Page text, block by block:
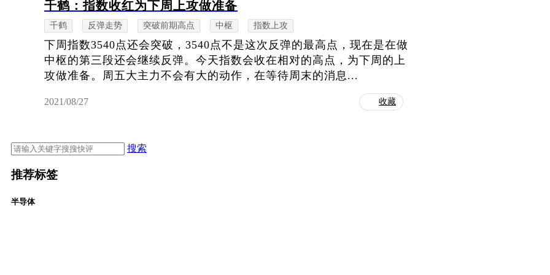
千鹤：指数收红为下周上攻做准备
千鹤 反弹走势 突破前期高点 中枢 指数上攻
下周指数3540点还会突破，3540点不是这次反弹的最高点，现在是在做
中枢的第三段还会继续反弹。今天指数会收在相对的高点，为下周的上
攻做准备。周五大主力不会有大的动作，在等待周末的消息...
2021/08/27 收藏
搜索
推荐标签
半导体